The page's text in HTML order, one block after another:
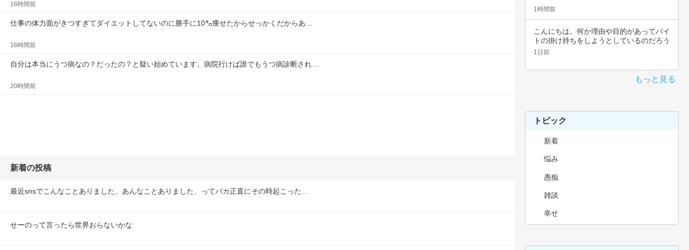
16時間前
仕事の体力面がきつすぎてダイエットしてないのに勝手に10㌔痩せたからせっかくだからあ…
16時間前
自分は本当にうつ病なの？だったの？と疑い始めています。病院行けば誰でもうつ病診断され…
20時間前
新着の投稿
最近snsでこんなことありました、あんなことありました、ってバカ正直にその時起こった…
せーのって言ったら世界おらないかな
1時間前
こんにちは。何か理由や目的があってバイ
トの掛け持ちをしようとしているのだろう
と思いま…
1日前
もっと見る
トピック
新着
悩み
愚痴
雑談
幸せ